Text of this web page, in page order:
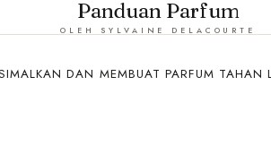
Panduan Parfum
OLEH SYLVAINE DELACOURTE
DAN MEMBUAT PARFUM TAHAN